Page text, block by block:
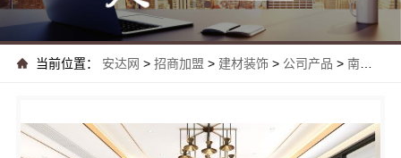
当前位置： 安达网> 招商加盟 > 建材装饰> 公司产品 > 南湖区高端装饰怎么样嘉兴锦居装饰材料有限..